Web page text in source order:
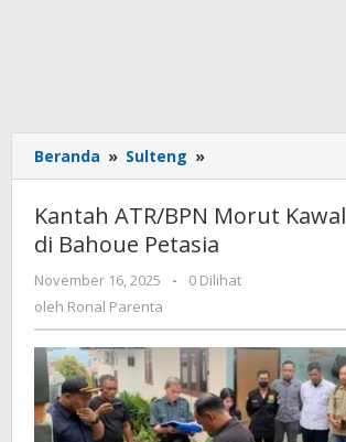
Beranda » Sulteng »
ATR/BPN
Kawal
Ketat
PS
Kantah ATR/BPN Morut
di Bahoue Petasia
November 16, 2025
oleh
-
0 Dilihat
oleh Ronal Parenta